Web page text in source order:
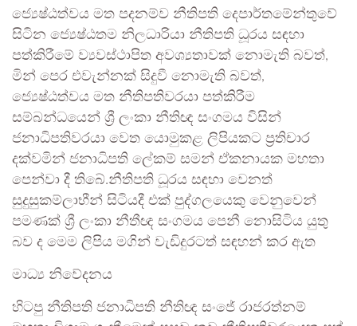
ජ්‍යෙෂ්ඨත්වය මත පදනම්ව නීතිපති දෙපාර්තමේන්තුවේ
සිටින ජ්‍යෙෂ්ඨතම නිලධාරියා නීතිපති ධූරය සඳහා
පත්කිරීමේ ව්‍යවස්ථාපිත අවශ්‍යතාවක් නොමැති බවත්,
මින් පෙර එවැන්නක් සිදුවී නොමැති බවත්,
ජ්‍යෙෂ්ඨත්වය මත නීතිපතිවරයා පත්කිරීම
සම්බන්ධයෙන් ශ්‍රී ලංකා නීතිඥ සංගමය විසින්
ජනාධිපතිවරයා වෙත යොමුකළ ලිපියකට ප්‍රතිචාර
දක්වමින් ජනාධිපති ලේකම් සමන් ඒකනායක මහතා
පෙන්වා දී තිබේ.නීතිපති ධූරය සඳහා වෙනත්
සුදුසුකම්ලාභීන් සිටියදී එක් පුද්ගලයෙකු වෙනුවෙන්
පමණක් ශ්‍රී ලංකා නීතීඥ සංගමය පෙනී නොසිටිය යුතු
බව ද මෙම ලිපිය මගින් වැඩිදුරටත් සඳහන් කර ඇත
මාධ්‍ය නිවේදනය
හිටපු නීතිපති ජනාධිපති නීතිඥ සංජේ රාජරත්නම්